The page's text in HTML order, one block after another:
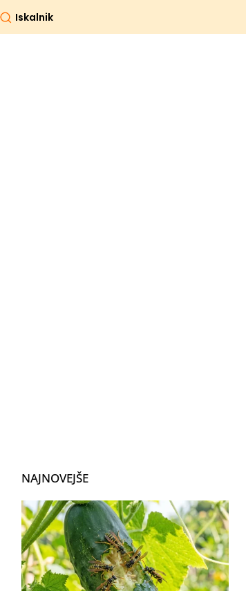
Iskalnik
NAJNOVEJŠE